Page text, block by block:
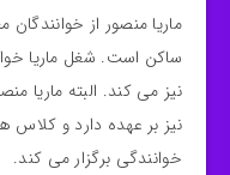
ماریا منصور از
ساکن است. شغل ماریا
نیز می کند. البته ماریا
نیز بر عهده دارد و کلاس
خوانندگی برگزار می کند.